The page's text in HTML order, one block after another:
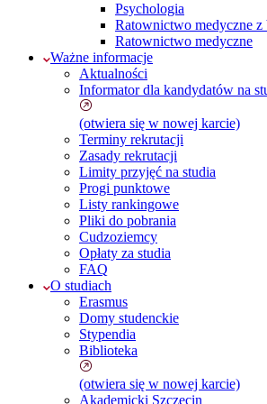
Psychologia
Ratownictwo medyczne z
Ratownictwo medyczne
Ważne informacje
Aktualności
Informator dla kandydatów na
(otwiera się w nowej karcie)
Terminy rekrutacji
Zasady rekrutacji
Limity przyjęć na studia
Progi punktowe
Listy rankingowe
Pliki do pobrania
Cudzoziemcy
Opłaty za studia
FAQ
O studiach
Erasmus
Domy studenckie
Stypendia
Biblioteka
(otwiera się w nowej karcie)
Akademicki Szczecin